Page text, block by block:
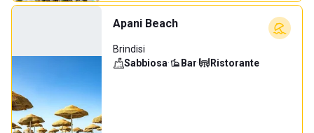
Apani Beach
Brindisi
Sabbiosa· Bar· Ristorante